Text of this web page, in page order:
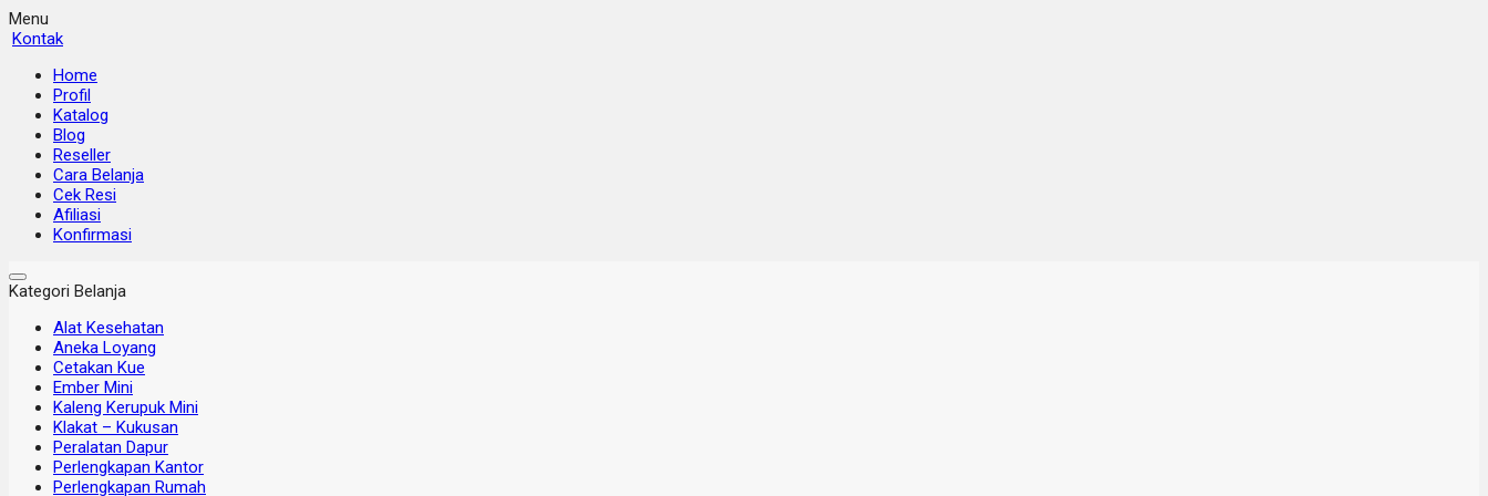
Menu
Kontak
Home
Profil
Katalog
Blog
Reseller
Cara Belanja
Cek Resi
Afiliasi
Konfirmasi
Kategori Belanja
Alat Kesehatan
Aneka Loyang
Cetakan Kue
Ember Mini
Kaleng Kerupuk Mini
Klakat – Kukusan
Peralatan Dapur
Perlengkapan Kantor
Perlengkapan Rumah